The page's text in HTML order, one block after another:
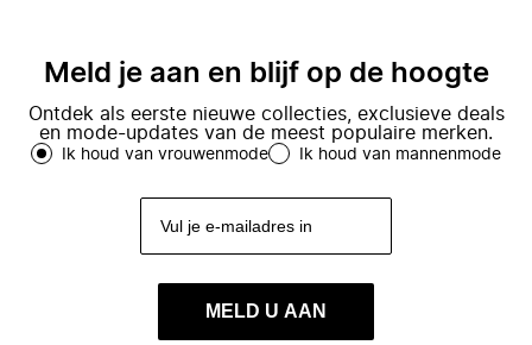
Meld je aan en blijf op de hoogte
Ontdek als eerste nieuwe collecties, exclusieve deals
en mode-updates van de meest populaire merken.
Ik houd van vrouwenmode Ik houd van mannenmode
MELD U AAN